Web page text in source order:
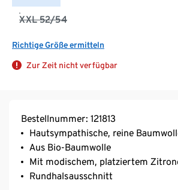
XXL 52/54
Richtige Größe ermitteln
Zur Zeit nicht verfügbar
Bestellnummer: 121813
Hautsympathische, reine
Aus Bio-Baumwolle
Mit modischem, platziertem
Rundhalsausschnitt